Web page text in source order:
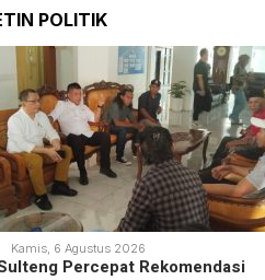
POLITIK
Kamis, 6 Agustus 2026
Percepat Rekomendasi